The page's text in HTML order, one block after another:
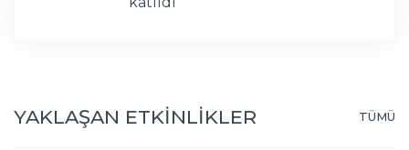
YAKLAŞAN ETKİNLİKLER TÜMÜ